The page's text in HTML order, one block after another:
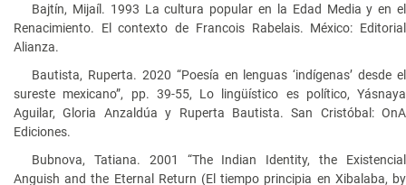
Bajtín, Mijaíl. 1993 La cultura popular en la Edad Media y en el
Renacimiento. El contexto de Francois Rabelais. México: Editorial
Alianza.
Bautista, Ruperta. 2020 “Poesía en lenguas ‘indígenas’ desde el
sureste mexicano”, pp. 39-55, Lo lingüístico es político, Yásnaya
Aguilar, Gloria Anzaldúa y Ruperta Bautista. San Cristóbal: OnA
Ediciones.
Bubnova, Tatiana. 2001 “The Indian Identity, the Existencial
Anguish and the Eternal Return (El tiempo principia en Xibalaba, by